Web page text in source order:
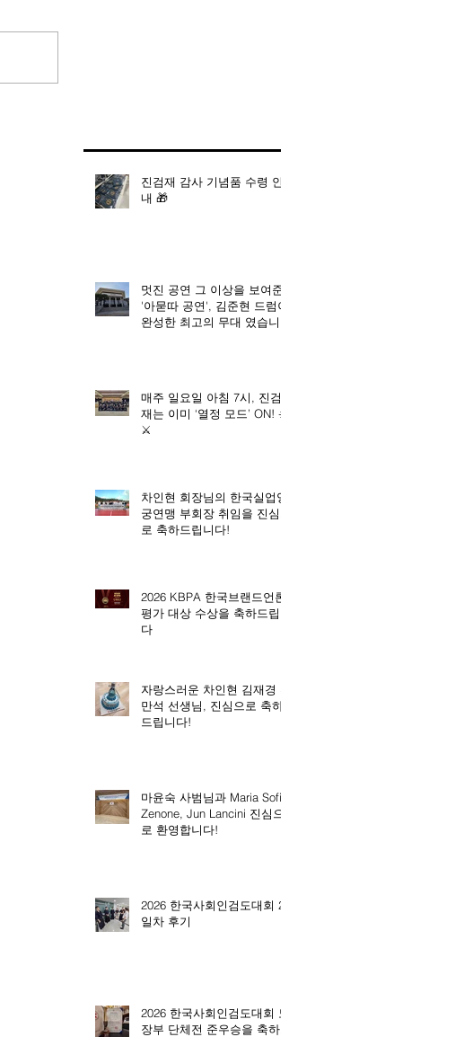
진검재 감사 기념품 수령 안
내 🎁
멋진 공연 그 이상을 보여준
'아묻따 공연', 김준현 드럼이
완성한 최고의 무대 였습니
매주 일요일 아침 7시, 진검
재는 이미 ‘열정 모드’ ON! ☀️
⚔️
차인현 회장님의 한국실업양
궁연맹 부회장 취임을 진심으
로 축하드립니다!
2026 KBPA 한국브랜드언론
평가 대상 수상을 축하드립니
다
자랑스러운 차인현 김재경 전
만석 선생님, 진심으로 축하
드립니다!
마윤숙 사범님과 Maria Sofia
Zenone, Jun Lancini 진심으
로 환영합니다!
2026 한국사회인검도대회 2
일차 후기
2026 한국사회인검도대회 노
장부 단체전 준우승을 축하드